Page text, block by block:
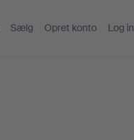
Sælg Opret konto Log